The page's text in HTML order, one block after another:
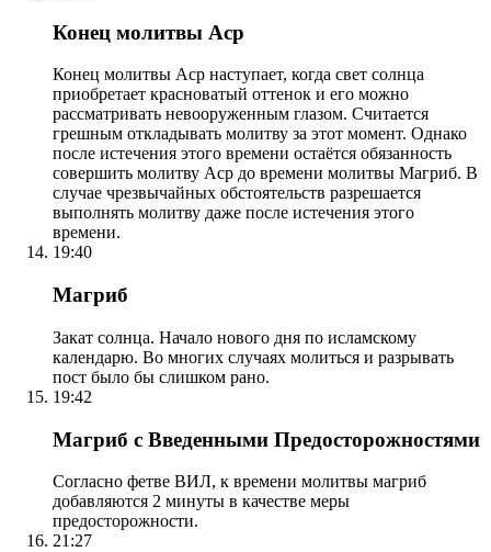
Конец молитвы Аср
Конец молитвы Аср наступает, когда свет солнца
приобретает красноватый оттенок и его можно
рассматривать невооруженным глазом. Считается
грешным откладывать молитву за этот момент. Однако
после истечения этого времени остаётся обязанность
совершить молитву Аср до времени молитвы Магриб. В
случае чрезвычайных обстоятельств разрешается
выполнять молитву даже после истечения этого
времени.
19:40
Магриб
Закат солнца. Начало нового дня по исламскому
календарю. Во многих случаях молиться и разрывать
пост было бы слишком рано.
19:42
Магриб с Введенными Предосторожностями
Согласно фетве ВИЛ, к времени молитвы магриб
добавляются 2 минуты в качестве меры
предосторожности.
21:27